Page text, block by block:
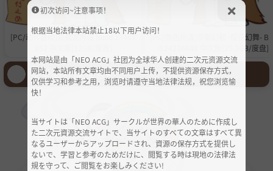
[PC/动作冒险]双截龙再临 Build.23461
[PC/角色扮演]亰都幻都 -樱花幻舞-
d.24236848 中文版[25.3GB/度盘]
登录后才能发言哦！
初次访问~注意事项！
根据当地法律本站禁止18以下用户访问！
本网站是由「NEO ACG」社团为全球华人创建的二次元资源交流
网站，本站所有文章均由不同用户上传，不提供资源保存方式，
仅供学习和参考之用，浏览时请遵守当地法律法规，祝您浏览愉
快！
当サイトは「NEO ACG」サークルが世界の華人のために作成し
た二次元資源交流サイトで、当サイトのすべての文章はすべて異
なるユーザーからアップロードされ、資源の保存方式を提供し
ないで、学習と参考のためだけに、閲覧する時は現地の法律法
規を守って、ご閲覧をお楽しみください!